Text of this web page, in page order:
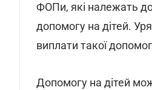
ФОПи, які належать
допомогу на дітей.
виплати такої
Допомогу на дітей